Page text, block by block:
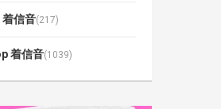
着信音(217)
着信音(1039)